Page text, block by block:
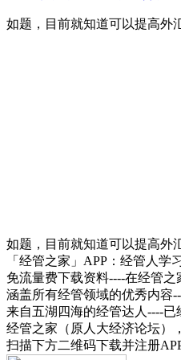
如题，目前就知道可以提高外
如题，目前就知道可以提高外
「经管之家」APP：经管人学
免流量费下载资料----在经管之
涵盖所有经管领域的优秀内容
来自五湖四海的经管达人----
经管之家（原人大经济论坛）
扫描下方二维码下载并注册